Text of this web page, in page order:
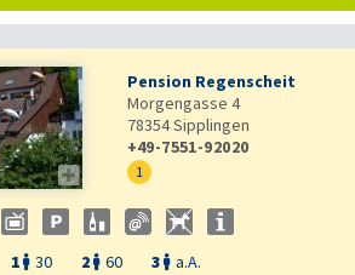

Pension Regenscheit
Morgengasse 4
78354Sipplingen
+49-7551-92020
1
1  30 2  60 3  a.A.